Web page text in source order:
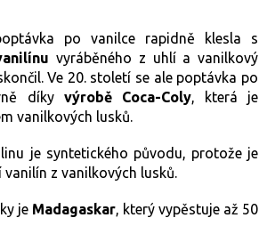
po vanilce rapidně klesla s
vyráběného z uhlí a vanilkový
Ve 20. století se ale poptávka po
díky výrobě Coca-Coly, která je
vanilkových lusků.
je syntetického původu, protože je
z vanilkových lusků.
je Madagaskar, který vypěstuje až 50